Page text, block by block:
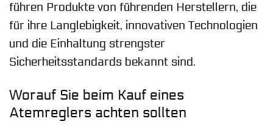
führen Produkte von führenden Herstellern, die
für ihre Langlebigkeit, innovativen Technologien
und die Einhaltung strengster
Sicherheitsstandards bekannt sind.
Worauf Sie beim Kauf eines
Atemreglers achten sollten